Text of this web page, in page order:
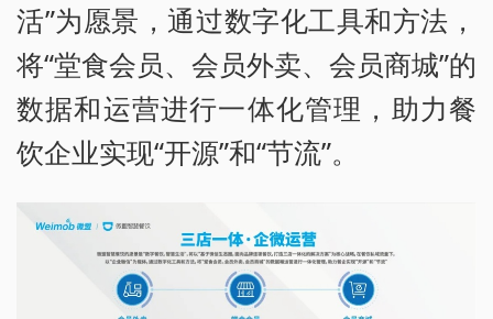
活”为愿景，通过数字化工具和方法，
将“堂食会员、会员外卖、会员商城”的
数据和运营进行一体化管理，助力餐
饮企业实现“开源”和“节流”。